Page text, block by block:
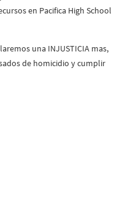
en Pacifica High School
una INJUSTICIA mas,
de homicidio y cumplir